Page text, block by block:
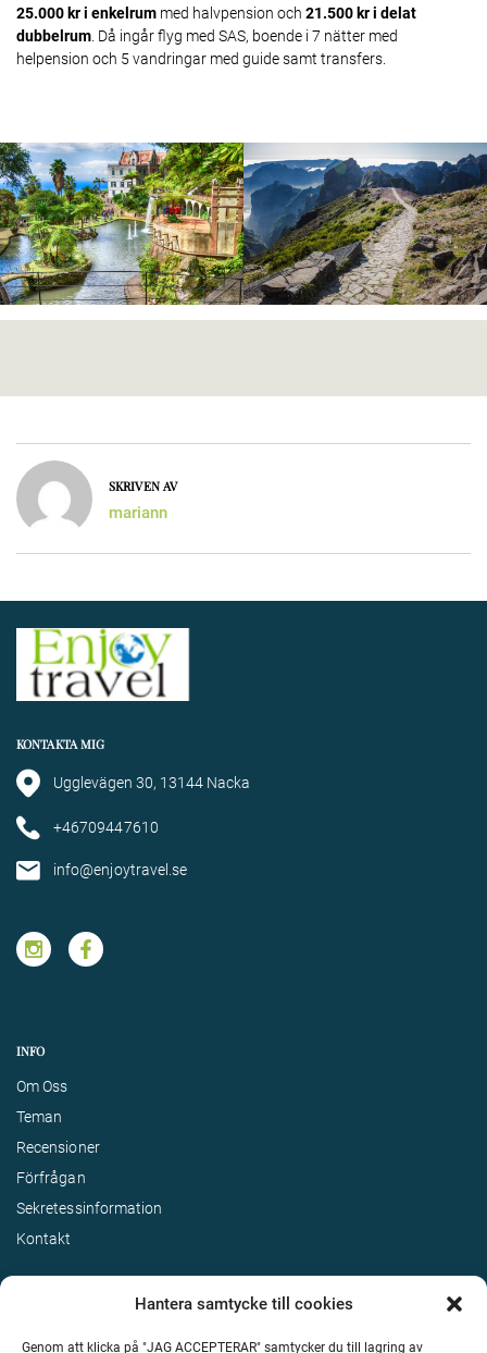
Hantera samtycke till cookies
Genom att klicka på "JAG ACCEPTERAR" samtycker du till lagring av
25.000 kr i enkelrum med halvpension och 21.500 kr i delat
dubbelrum . Då ingår flyg med SAS, boende i 7 nätter med
helpension och 5 vandringar med guide samt transfers.
SKRIVEN AV
mariann
KONTAKTA MIG
Ugglevägen 30, 13144 Nacka
+46709447610
info@enjoytravel.se
INFO
Om Oss
Teman
Recensioner
Förfrågan
Sekretessinformation
Kontakt